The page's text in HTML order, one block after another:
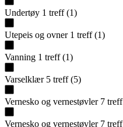
Undertøy 1 treff (1)
Utepeis og ovner 1 treff (1)
Vanning 1 treff (1)
Varselklær 5 treff (5)
Vernesko og vernestøvler 7 treff
Vernesko og vernestøvler 7 treff